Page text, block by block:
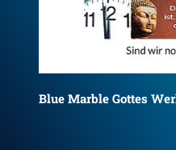
Das Narrenschiff